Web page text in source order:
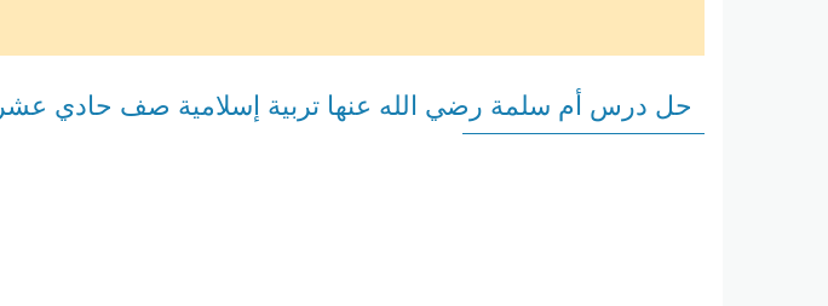
حل درس أم سلمة رضي الله عنها تربية إسلامية صف حادي عشر